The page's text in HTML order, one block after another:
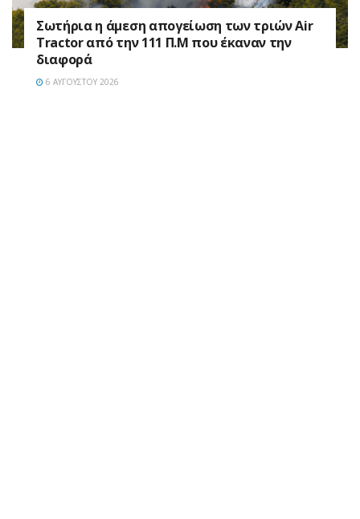
Σωτήρια η άμεση απογείωση των τριών Air
Tractor από την 111 Π.M που έκαναν την
διαφορά
6 ΑΥΓΟΎΣΤΟΥ 2026